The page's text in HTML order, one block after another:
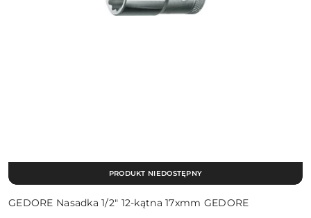
GEDORE Nasadka 1/2″ 12-kątna 17xmm GEDORE
PRODUKT NIEDOSTĘPNY